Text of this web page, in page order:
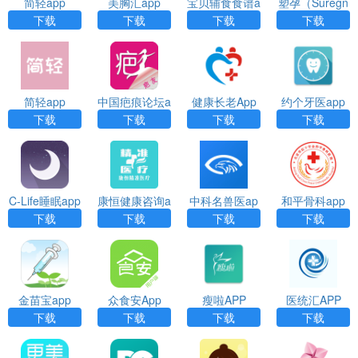
下载
下载
pp
下载
a）app
下载
简轻app
下载
中国疤痕论坛a
pp
下载
健康长老App
下载
约个牙医app
下载
C-Life睡眠app
下载
康恒健康咨询a
pp
下载
中科名兽医ap
p
下载
和平骨科app
下载
金苗宝app
下载
众食安App
下载
瘦啦APP
下载
医统汇APP
下载